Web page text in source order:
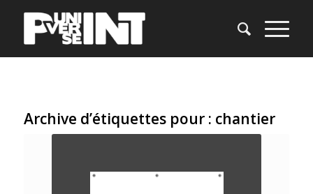
Archive d’étiquettes pour : chantier